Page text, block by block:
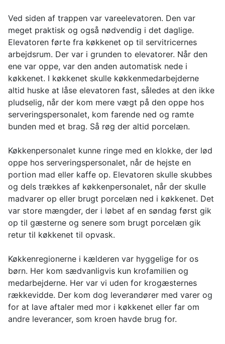
Ved siden af trappen var vareelevatoren. Den var
meget praktisk og også nødvendig i det daglige.
Elevatoren førte fra køkkenet op til servitricernes
arbejdsrum. Der var i grunden to elevatorer. Når den
ene var oppe, var den anden automatisk nede i
køkkenet. I køkkenet skulle køkkenmedarbejderne
altid huske at låse elevatoren fast, således at den ikke
pludselig, når der kom mere vægt på den oppe hos
serveringspersonalet, kom farende ned og ramte
bunden med et brag. Så røg der altid porcelæn.
Køkkenpersonalet kunne ringe med en klokke, der lød
oppe hos serveringspersonalet, når de hejste en
portion mad eller kaffe op. Elevatoren skulle skubbes
og dels trækkes af køkkenpersonalet, når der skulle
madvarer op eller brugt porcelæn ned i køkkenet. Det
var store mængder, der i løbet af en søndag først gik
op til gæsterne og senere som brugt porcelæn gik
retur til køkkenet til opvask.
Køkkenregionerne i kælderen var hyggelige for os
børn. Her kom sædvanligvis kun krofamilien og
medarbejderne. Her var vi uden for krogæsternes
rækkevidde. Der kom dog leverandører med varer og
for at lave aftaler med mor i køkkenet eller far om
andre leverancer, som kroen havde brug for.